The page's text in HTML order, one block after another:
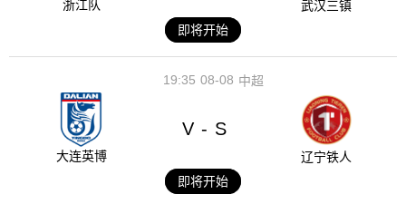
浙江队
武汉三镇
即将开始
08-08
19:35 中超
大连英博
V - S
辽宁铁人
即将开始